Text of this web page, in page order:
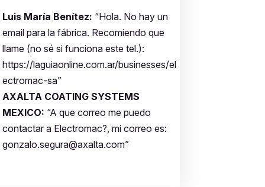
Luis María Benítez: “Hola. No hay un
email para la fábrica. Recomiendo que
llame (no sé si funciona este tel.):
https://laguiaonline.com.ar/businesses/el
ectromac-sa”
AXALTA COATING SYSTEMS
MEXICO: “A que correo me puedo
contactar a Electromac?, mi correo es:
gonzalo.segura@axalta.com”